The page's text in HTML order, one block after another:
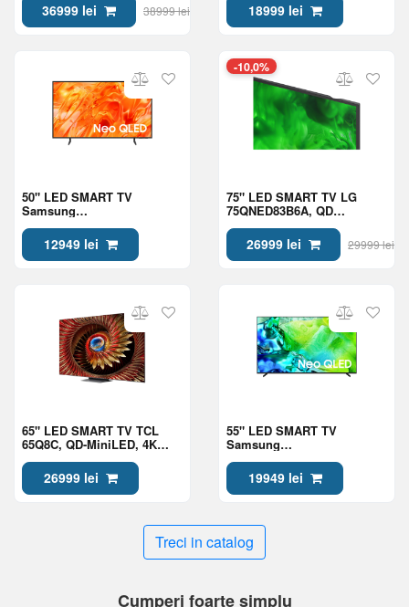
36999 lei 38999 lei 18999 lei
50" LED SMART TV
Samsung
LED 4K UHD, Tizen OS,
Black12949 lei
-10,0%
75" LED SMART TV LG
75QNED83B6A, QD
Black26999 lei 29999 lei
65" LED SMART TV TCL
65Q8C, QD-MiniLED, 4K
26999 lei
55" LED SMART TV
Samsung
LED 4K UHD, Tizen OS,
Black19949 lei
Treci in catalog
Cumperi foarte simplu